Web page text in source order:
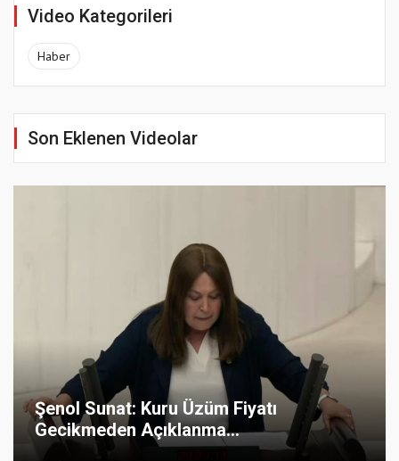
Video Kategorileri
Haber
Son Eklenen Videolar
Şenol Sunat: Kuru Üzüm Fiyatı
Gecikmeden Açıklanma...